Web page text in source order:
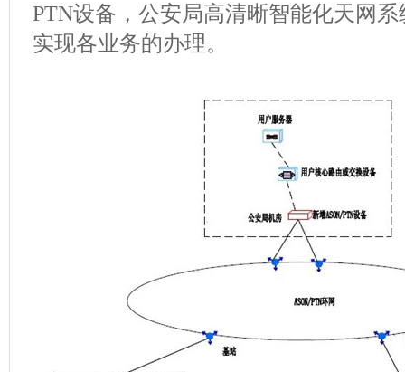
PTN设备，公安局高清晰智能化天网
实现各业务的办理。